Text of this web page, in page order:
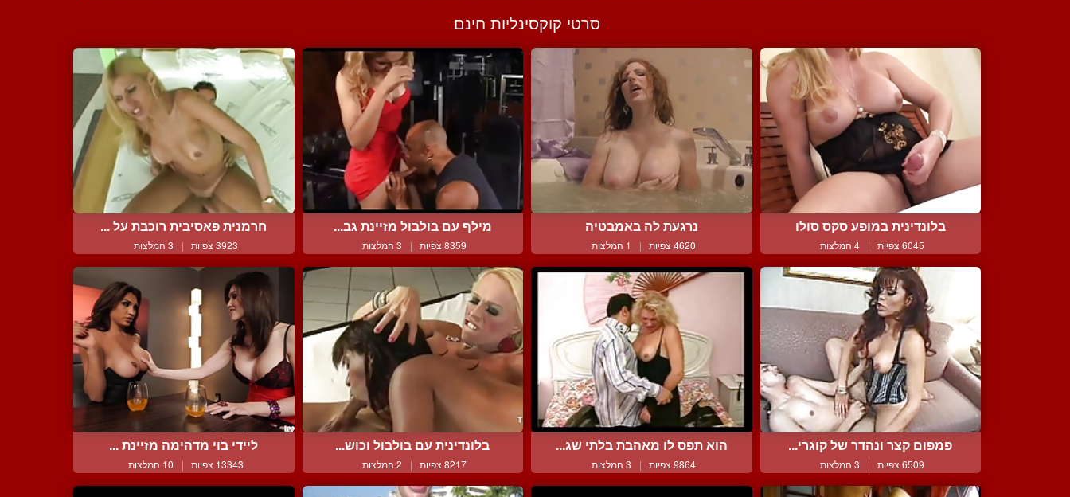
סרטי קוקסינליות חינם
בלונדינית במופע סקס סולו
6045 צפיות | 4 המלצות
נרגעת לה באמבטיה
4620 צפיות | 1 המלצות
מילף עם בולבול מזיינת גב...
8359 צפיות | 3 המלצות
חרמנית פאסיבית רוכבת על ...
3923 צפיות | 3 המלצות
פמפום קצר ונהדר של קוגרי...
6509 צפיות | 3 המלצות
הוא תפס לו מאהבת בלתי שג...
9864 צפיות | 3 המלצות
בלונדינית עם בולבול וכוש...
8217 צפיות | 2 המלצות
ליידי בוי מדהימה מזיינת ...
13343 צפיות | 10 המלצות